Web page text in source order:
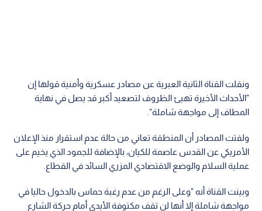
ونقلت القناة الثانية العبرية عن مصادر عسكرية وأمنية قولها إن
"الأحداث الأخيرة تهيئ الظروف لتصعيد أكبر قد يصل في نهاية
المطاف إلى مواجهة شاملة".
ولفتت المصادر أن المنطقة تعاني من حالة عدم استقرار منذ الإعلان
الأمريكي عن القدس عاصمة للكيان، بالإضافة للجمود الذي يخيم على
عملية السلام والوضع الاقتصادي المزري السائد في القطاع.
وبينت القناة أنه "وعلى الرغم من عدم رغبة حماس بالدخول حاليا في
مواجهة شاملة إلا أنها لن تقف مكتوفة الأيدي أمام حركة الشارع